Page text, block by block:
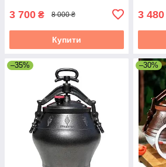
3 700 ₴ 8 000 ₴
Купити
3 480
–35% –30%